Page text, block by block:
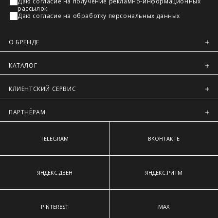
рассылок
Даю согласие на обработку персональных данных
О БРЕНДЕ
КАТАЛОГ
КЛИЕНТСКИЙ СЕРВИС
ПАРТНЁРАМ
TELEGRAM ВКОНТАКТЕ
ЯНДЕКС.ДЗЕН ЯНДЕКС.РИТМ
PINTEREST MAX
Регионы России, Московская обл., Ленинградская обл.
Предварительно на сайте через платежную систему